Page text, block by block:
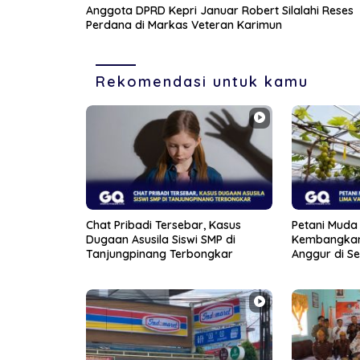
Anggota DPRD Kepri Januar Robert Silalahi Reses
Perdana di Markas Veteran Karimun
Rekomendasi untuk kamu
Chat Pribadi Tersebar, Kasus
Dugaan Asusila Siswi SMP di
Tanjungpinang Terbongkar
Petani
Anggur di